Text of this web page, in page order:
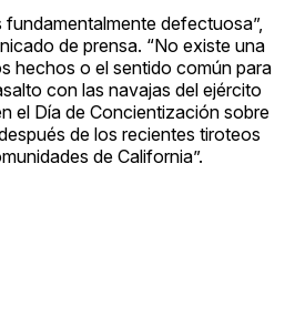
defectuosa”,
de prensa. “No existe una
hechos o el sentido común para
con las navajas del ejército
el Día de Concientización sobre
de los recientes tiroteos
de California”.